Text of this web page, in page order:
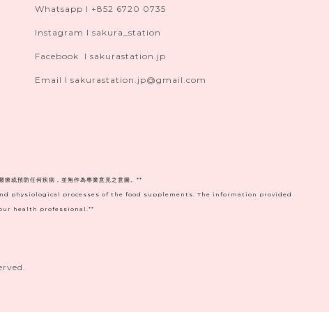
Whatsapp I +852 6720 0735
Instagram I sakura_station
Facebook I sakurastation.jp
Email I sakurastation.jp@gmail.com
療或預防任何疾病，並無作為專業意見之意圖。**
processes of the food supplements. The information provided
health professional.**